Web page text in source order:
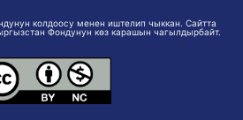
колдоосу менен иштелип чыккан. Сайтта
Фондунун көз карашын чагылдырбайт.